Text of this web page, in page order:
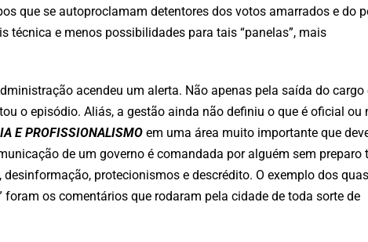
que se autoproclamam detentores dos votos amarrados e do
e menos possibilidades para tais “panelas”, mais
acendeu um alerta. Não apenas pela saída do cargo
o episódio. Aliás, a gestão ainda não definiu o que é oficial ou
E PROFISSIONALISMO em uma área muito importante que
de um governo é comandada por alguém sem preparo
protecionismos e descrédito. O exemplo dos
os comentários que rodaram pela cidade de toda sorte de